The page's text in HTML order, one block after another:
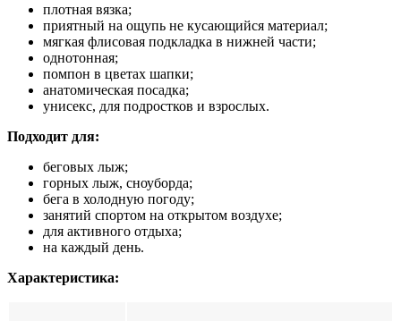
плотная вязка;
приятный на ощупь не кусающийся материал;
мягкая флисовая подкладка в нижней части;
однотонная;
помпон в цветах шапки;
анатомическая посадка;
унисекс, для подростков и взрослых.
Подходит для:
беговых лыж;
горных лыж, сноуборда;
бега в холодную погоду;
занятий спортом на открытом воздухе;
для активного отдыха;
на каждый день.
Характеристика: